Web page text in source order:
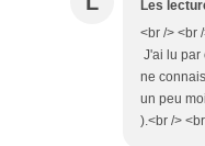
Les
<br /> <br
J'ai lu par
ne
un peu
).<br />